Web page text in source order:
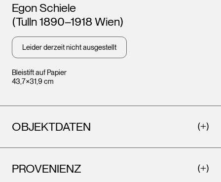
Bleistift auf Papier
43,7×31,9 cm
Künstler*innen
Egon Schiele
(Tulln 1890–1918 Wien)
Leider derzeit nicht ausgestellt
OBJEKTDATEN
PROVENIENZ